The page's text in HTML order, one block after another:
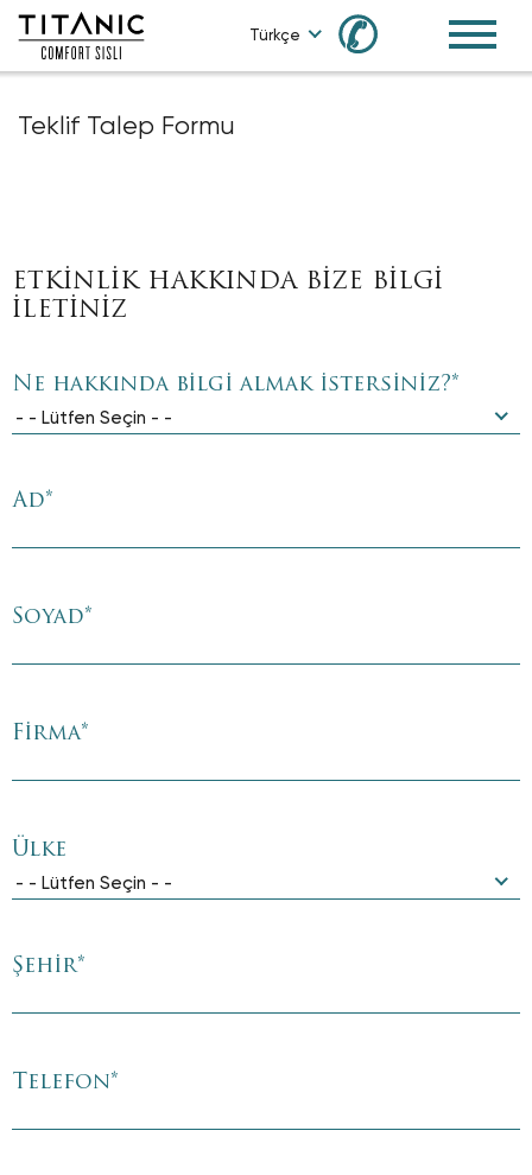
Türkçe ✆
Teklif Talep Formu
ETKİNLİK HAKKINDA BİZE BİLGİ
İLETİNİZ
Ne hakkında bilgi almak istersiniz?*
- - Lütfen Seçin - -
Ad*
Soyad*
Firma*
Ülke
- - Lütfen Seçin - -
Şehir*
Telefon*